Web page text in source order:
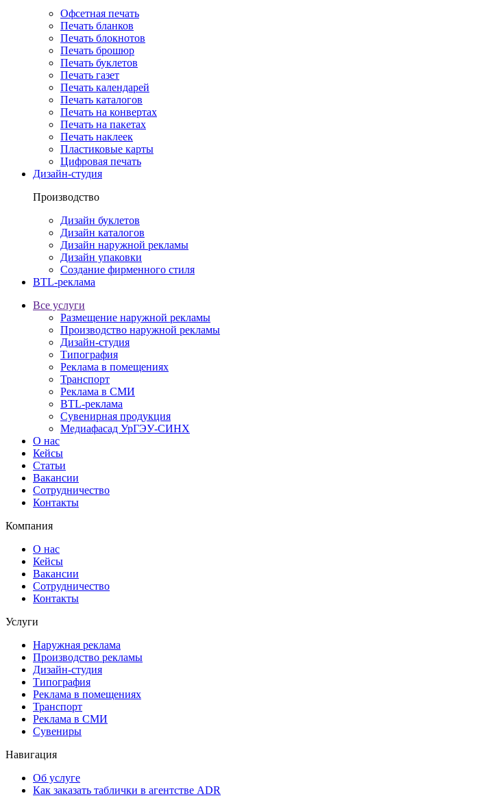
Офсетная печать
Печать бланков
Печать блокнотов
Печать брошюр
Печать буклетов
Печать газет
Печать календарей
Печать каталогов
Печать на конвертах
Печать на пакетах
Печать наклеек
Пластиковые карты
Цифровая печать
Дизайн-студия
Производство
Дизайн буклетов
Дизайн каталогов
Дизайн наружной рекламы
Дизайн упаковки
Создание фирменного стиля
BTL-реклама
Все услуги
Размещение наружной рекламы
Производство наружной рекламы
Дизайн-студия
Типография
Реклама в помещениях
Транспорт
Реклама в СМИ
BTL-реклама
Сувенирная продукция
Медиафасад УрГЭУ-СИНХ
О нас
Кейсы
Статьи
Вакансии
Сотрудничество
Контакты
Компания
О нас
Кейсы
Вакансии
Сотрудничество
Контакты
Услуги
Наружная реклама
Производство рекламы
Дизайн-студия
Типография
Реклама в помещениях
Транспорт
Реклама в СМИ
Сувениры
Навигация
Об услуге
Как заказать таблички в агентстве ADR